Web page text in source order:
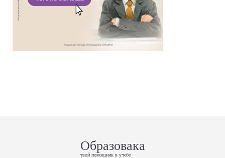
Образовака
твой помощник в учебе